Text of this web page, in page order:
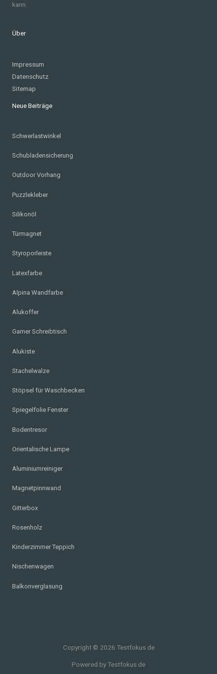
kann.
Über
Impressum
Datenschutz
Sitemap
Neue Beiträge
Schwerlastwinkel
Schubladensicherung
Outdoor Vorhang
Puzzlekleber
Silikonöl
Türmagnet
Styroporleiste
Latexfarbe
Alpina Wandfarbe
Alukoffer
Gamer Schreibtisch
Alukiste
Stachelwalze
Stöpsel für Waschbecken
Spiegelfolie Fenster
Bodentresor
Orientalische Lampe
Aluminiumreiniger
Magnetpinnwand
Gitterbox
Rosenholz
Kinderzimmer Teppich
Nischenwagen
Balkonverglasung
Copyright © 2026 Testfokus.de
Powered by Testfokus.de